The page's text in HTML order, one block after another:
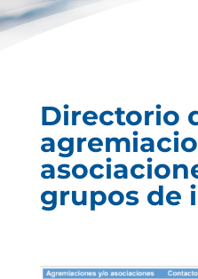
Directorio
grupos de